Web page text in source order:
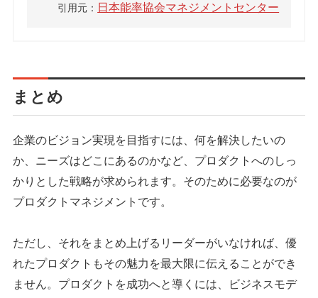
引用元： 日本能率協会マネジメントセンター
まとめ
企業のビジョン実現を目指すには、何を解決したいの
か、ニーズはどこにあるのかなど、プロダクトへのしっ
かりとした戦略が求められます。そのために必要なのが
プロダクトマネジメントです。
ただし、それをまとめ上げるリーダーがいなければ、優
れたプロダクトもその魅力を最大限に伝えることができ
ません。プロダクトを成功へと導くには、ビジネスモデ